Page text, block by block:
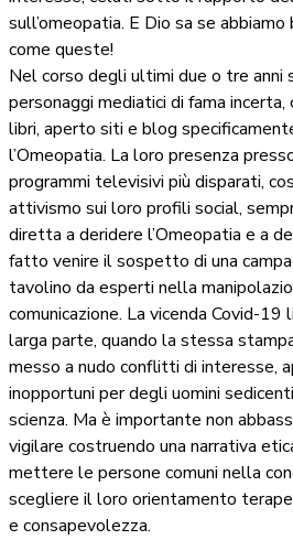
sull’omeopatia. E Dio sa se
come queste!
Nel corso degli ultimi due o tre anni
personaggi mediatici di fama incerta,
libri, aperto siti e blog
l’Omeopatia. La loro presenza
programmi televisivi più disparati,
attivismo sui loro profili social,
diretta a deridere l’Omeopatia e a
fatto venire il sospetto di una
tavolino da esperti nella
comunicazione. La vicenda Covid-19
larga parte, quando la stessa
messo a nudo conflitti di interesse,
inopportuni per degli uomini
scienza. Ma è importante non
vigilare costruendo una narrativa
mettere le persone comuni nella
scegliere il loro orientamento
e consapevolezza.